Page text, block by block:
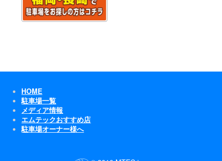
HOME
駐車場一覧
メディア情報
エムテックおすすめ店
駐車場オーナー様へ